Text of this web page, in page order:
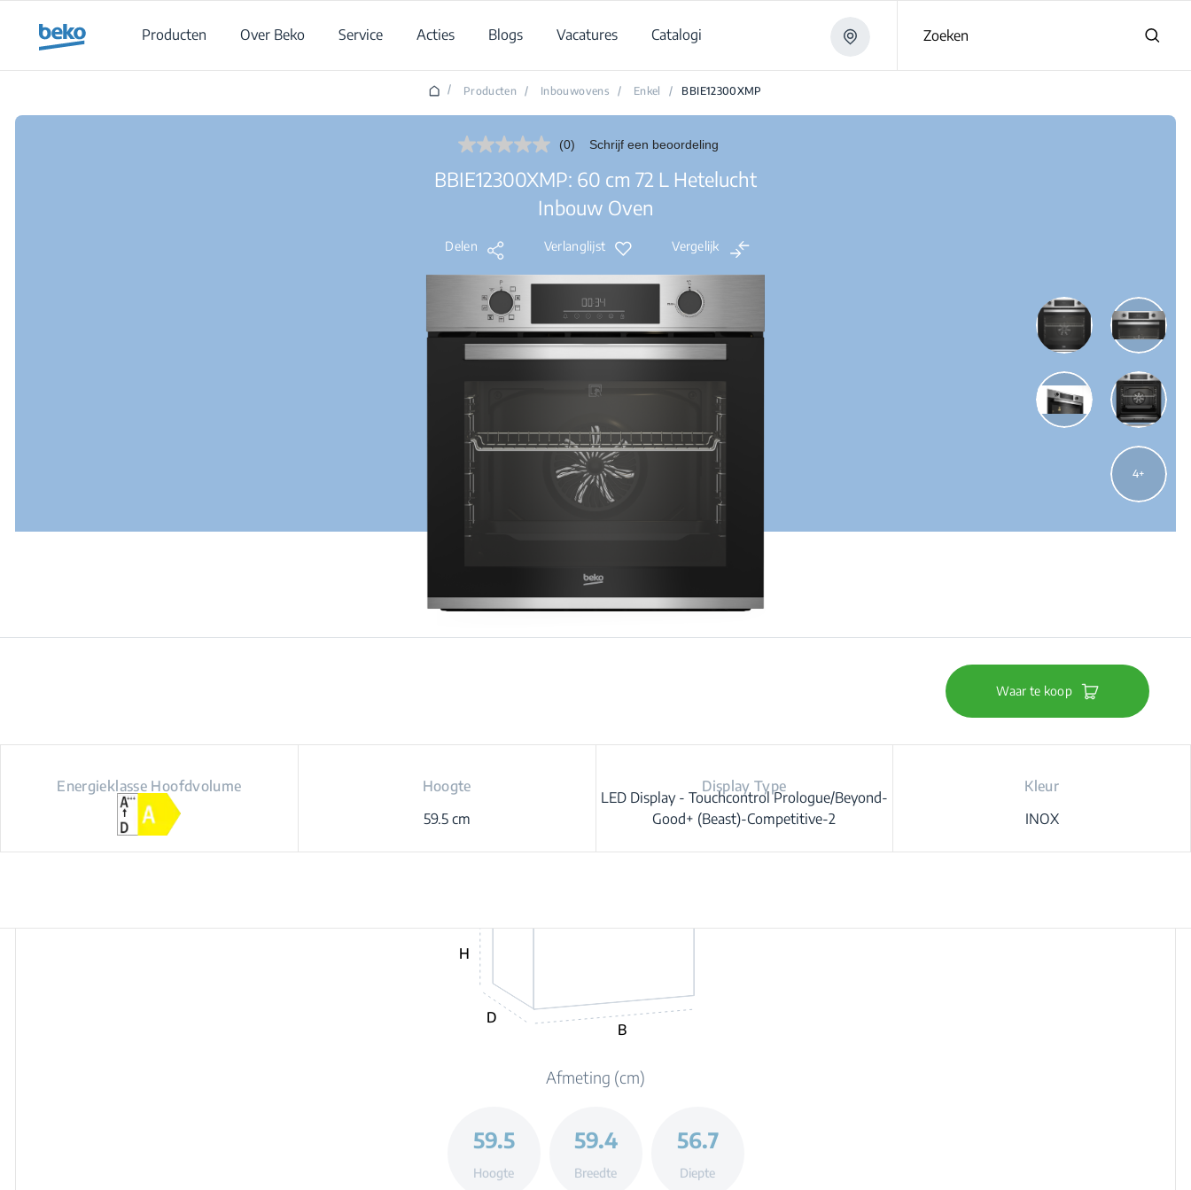
Producten
Over Beko Service Acties Blogs Vacatures Catalogi Zoeken
/ Producten / Inbouwovens / Enkel / BBIE12300XMP
Geen
Dezelfde
(0) Schrijf een beoordeling
BBIE12300XMP: 60 cm 72 L Hetelucht
Inbouw Oven
Delen Verlanglijst Vergelijk
4
Waar te koop
Energieklasse Hoofdvolume
Hoogte
59.5 cm
Display Type
LED Display - Touchcontrol Prologue/Beyond-
Good+ (Beast)-Competitive-2
Kleur
INOX
H
D
B
Afmeting (cm)
59.5
Hoogte
59.4
Breedte
56.7
Diepte